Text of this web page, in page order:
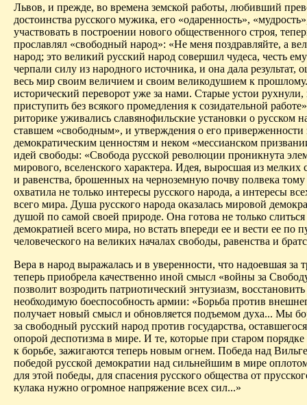
Львов, и прежде, во времена земской работы, любивший
достоинства русского мужика, его «одаренность»,
участвовать в построении нового общественного строя,
прославлял «свободный народ»: «Не меня поздравляйте, а
народ; это великий русский народ совершил чудеса, честь
черпали силу из народного источника, и она дала
весь мир своим величием и своим великодушием к
исторический переворот уже за нами. Старые устои
приступить без всякого промедления к созидательной
риторике уживались славянофильские установки о русском
ставшем «свободным», и утверждения о его
демократическим ценностям и неком «мессианском
идей свободы: «Свобода русской революции проникнута
мирового, вселенского характера. Идея, выросшая из мелких
и равенства, брошенных на черноземную почву полвека тому
охватила не только интересы русского народа, а интересы
всего мира. Душа русского народа оказалась мировой
душой по самой своей природе. Она готова не только слиться
демократией всего мира, но встать впереди ее и вести ее по
человеческого на великих началах свободы, равенства и
Вера в народ выражалась и в уверенности, что надоевшая за
теперь приобрела качественно иной смысл «войны за
позволит возродить патриотический энтузиазм, восстановить
необходимую бое­способность армии: «Борьба против
получает новый смысл и обновляется подъемом духа... Мы
за свободный русский народ против государства,
опорой деспотизма в мире. И те, которые при старом
к борьбе, зажигаются теперь новым огнем. Победа над
победой русской демократии над сильнейшим в мире
для этой победы, для спасения русского общества от
кулака нужно огромное напряжение всех сил...»